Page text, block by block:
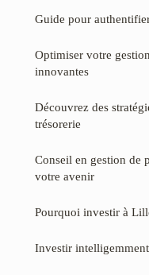
Guide pour
Optimiser votre
innovantes
Découvrez des
trésorerie
Conseil en gestion de
votre avenir
Pourquoi investir à
Investir